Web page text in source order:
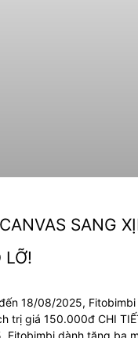
SANG
LỠ!
18/08/2025,
trị giá 150.000đ CHI